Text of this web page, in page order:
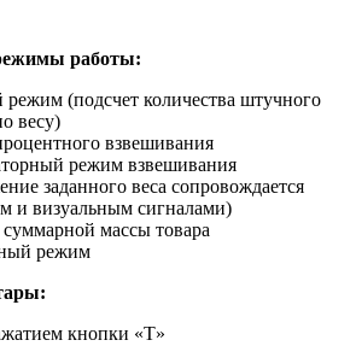
работы:
режим (подсчет количества штучного
весу)
взвешивания
режим взвешивания
заданного веса сопровождается
и визуальным сигналами)
суммарной массы товара
режим
кнопки «T»